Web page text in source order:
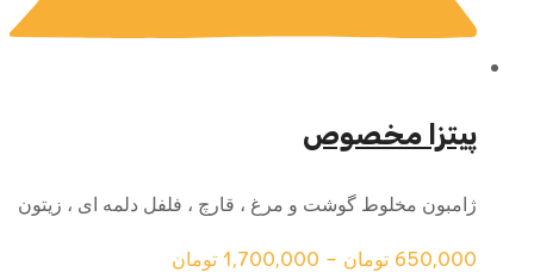
پیتزا مخصوص
ژامبون مخلوط گوشت و مرغ ، قارچ ، فلفل دلمه ای ، زیتون
650,000 تومان –
1,700,000 تومان